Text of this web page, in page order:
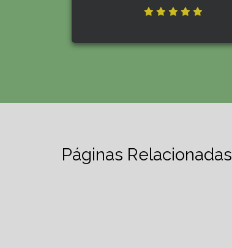
Páginas Relacionadas